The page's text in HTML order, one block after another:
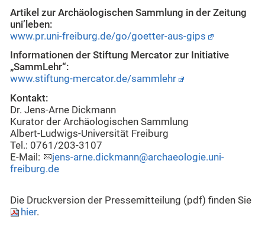
Artikel zur Archäologischen Sammlung in der Zeitung
uni’leben:
www.pr.uni-freiburg.de/go/goetter-aus-gips
Informationen der Stiftung Mercator zur Initiative
„SammLehr“:
www.stiftung-mercator.de/sammlehr
Kontakt:
Dr. Jens-Arne Dickmann
Kurator der Archäologischen Sammlung
Albert-Ludwigs-Universität Freiburg
Tel.: 0761/203-3107
E-Mail:
jens-arne.dickmann@archaeologie.uni-
freiburg.de
Die Druckversion der Pressemitteilung (pdf) finden Sie
hier.